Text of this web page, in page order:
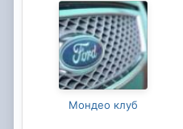
Мондео клуб